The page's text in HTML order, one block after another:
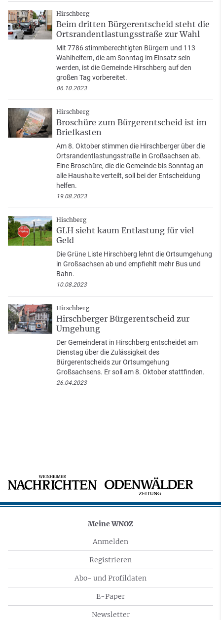
Hirschberg
Beim dritten Bürgerentscheid steht die
Ortsrandentlastungsstraße zur Wahl
Mit 7786 stimmberechtigten Bürgern und 113
Wahlhelfern, die am Sonntag im Einsatz sein
werden, ist die Gemeinde Hirschberg auf den
großen Tag vorbereitet.
06.10.2023
Hirschberg
Broschüre zum Bürgerentscheid ist im
Briefkasten
Am 8. Oktober stimmen die Hirschberger über die
Ortsrandentlastungsstraße in Großsachsen ab.
Eine Broschüre, die die Gemeinde bis Sonntag an
alle Haushalte verteilt, soll bei der Entscheidung
helfen.
19.08.2023
Hischberg
GLH sieht kaum Entlastung für viel
Geld
Die Grüne Liste Hirschberg lehnt die Ortsumgehung
in Großsachsen ab und empfiehlt mehr Bus und
Bahn.
10.08.2023
Hirschberg
Hirschberger Bürgerentscheid zur
Umgehung
Der Gemeinderat in Hirschberg entscheidet am
Dienstag über die Zulässigkeit des
Bürgerentscheids zur Ortsumgehung
Großsachsens. Er soll am 8. Oktober stattfinden.
26.04.2023
Meine WNOZ
Anmelden
Registrieren
Abo- und Profildaten
E-Paper
Newsletter